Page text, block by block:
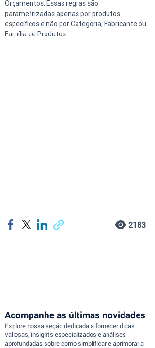
Orçamentos. Essas regras são
parametrizadas apenas por produtos
específicos e não por Categoria, Fabricante ou
Família de Produtos.
2183
Acompanhe as últimas novidades
Explore nossa seção dedicada a fornecer dicas
valiosas, insights especializados e análises
aprofundadas sobre como simplificar e aprimorar a